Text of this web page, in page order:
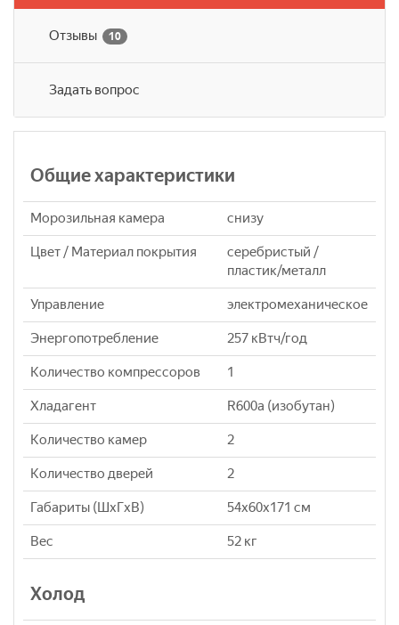
Отзывы 10
Задать вопрос
Общие характеристики
Морозильная камера снизу
Цвет / Материал покрытия
серебристый /
пластик/металл
Управление электромеханическое
Энергопотребление 257 кВтч/год
Количество компрессоров 1
Хладагент R600a (изобутан)
Количество камер 2
Количество дверей 2
Габариты (ШxГxВ) 54x60x171 см
Вес 52 кг
Холод